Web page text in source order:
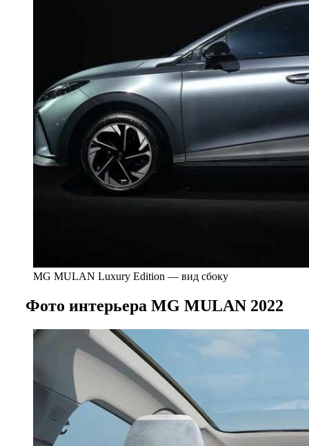
MG MULAN Luxury Edition — вид сбоку
Фото интерьера MG MULAN 2022